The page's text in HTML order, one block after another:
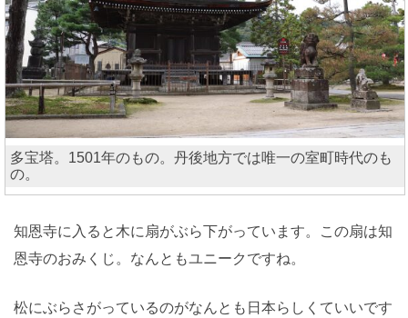
多宝塔。1501年のもの。丹後地方では唯一の室町時代のも
の。
知恩寺に入ると木に扇がぶら下がっています。この扇は知
恩寺のおみくじ。なんともユニークですね。
松にぶらさがっているのがなんとも日本らしくていいです